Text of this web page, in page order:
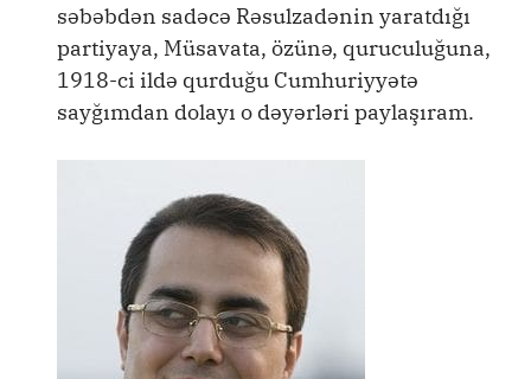
səbəbdən sadəcə Rəsulzadənin yaratdığı
partiyaya, Müsavata, özünə, quruculuğuna,
1918-ci ildə qurduğu Cumhuriyyətə
sayğımdan dolayı o dəyərləri paylaşıram.